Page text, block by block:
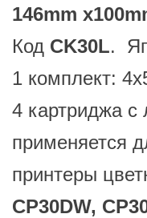
146mm х100
Код CK30L.
1 комплект:
4 картриджа с
применяется
принтеры
CP30DW,